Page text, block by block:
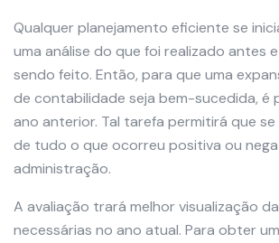
Qualquer planejamento eficiente se
uma análise do que foi realizado antes
sendo feito. Então, para que uma
de contabilidade seja bem-sucedida, é
ano anterior. Tal tarefa permitirá que
de tudo o que ocorreu positiva ou
administração.
A avaliação trará melhor visualização
necessárias no ano atual. Para obter